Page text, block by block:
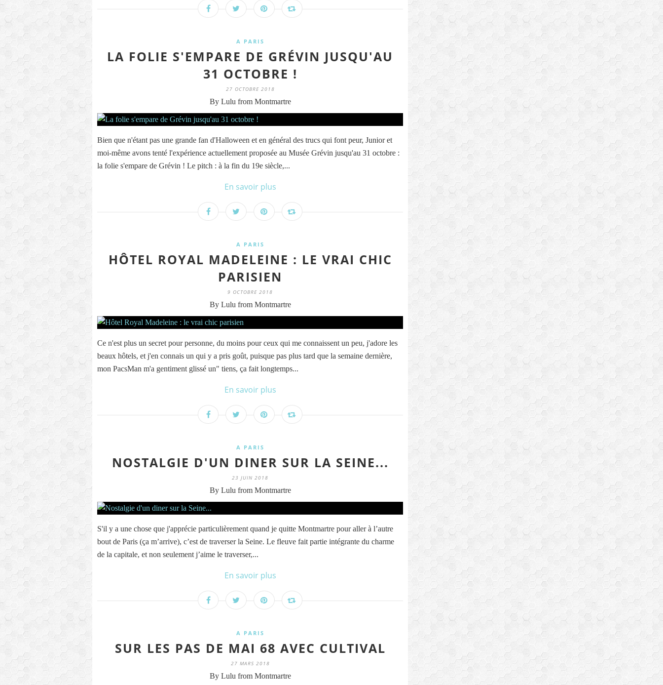
A PARIS
LA FOLIE S'EMPARE DE GRÉVIN JUSQU'AU
31 OCTOBRE !
27 OCTOBRE 2018
By Lulu from Montmartre
Bien que n'étant pas une grande fan d'Halloween et en général des trucs qui font peur, Junior et
moi-même avons tenté l'expérience actuellement proposée au Musée Grévin jusqu'au 31 octobre :
la folie s'empare de Grévin ! Le pitch : à la fin du 19e siècle,...
En savoir plus
A PARIS
HÔTEL ROYAL MADELEINE : LE VRAI CHIC
PARISIEN
9 OCTOBRE 2018
By Lulu from Montmartre
Ce n'est plus un secret pour personne, du moins pour ceux qui me connaissent un peu, j'adore les
beaux hôtels, et j'en connais un qui y a pris goût, puisque pas plus tard que la semaine dernière,
mon PacsMan m'a gentiment glissé un" tiens, ça fait longtemps...
En savoir plus
A PARIS
NOSTALGIE D'UN DINER SUR LA SEINE...
23 JUIN 2018
By Lulu from Montmartre
S'il y a une chose que j'apprécie particulièrement quand je quitte Montmartre pour aller à l’autre
bout de Paris (ça m’arrive), c’est de traverser la Seine. Le fleuve fait partie intégrante du charme
de la capitale, et non seulement j’aime le traverser,...
En savoir plus
A PARIS
SUR LES PAS DE MAI 68 AVEC CULTIVAL
27 MARS 2018
By Lulu from Montmartre